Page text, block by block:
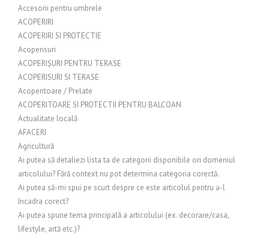
Accesorii pentru umbrele
ACOPERIRI
ACOPERIRI SI PROTECTIE
Acoperisuri
ACOPERIȘURI PENTRU TERASE
ACOPERISURI SI TERASE
Acoperitoare / Prelate
ACOPERITOARE SI PROTECTII PENTRU BALCOAN
Actualitate locală
AFACERI
Agricultură
Ai putea să detaliezi lista ta de categorii disponibile ori domeniul
articolului? Fără context nu pot determina categoria corectă.
Ai putea să-mi spui pe scurt despre ce este articolul pentru a-l
încadra corect?
Ai putea spune tema principală a articolului (ex. decorare/casa,
lifestyle, artă etc.)?